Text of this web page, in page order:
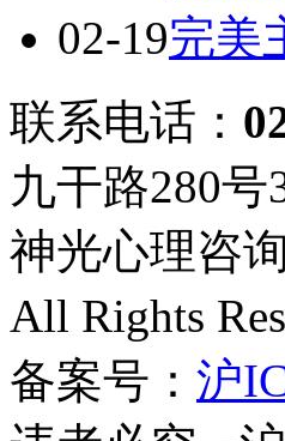
02-19完美
联系电话：
九干路280
神光心理咨
All Rights
备案号： 沪